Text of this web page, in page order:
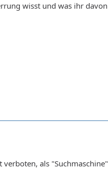
wisst und was ihr
als